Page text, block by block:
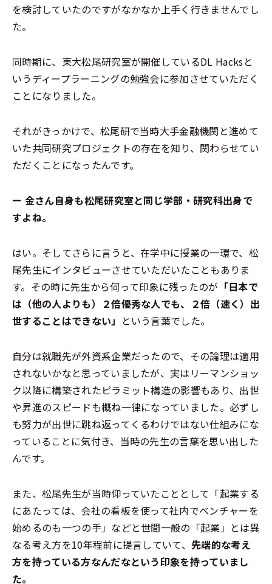
を検討していたのですがなかなか上手く行きませんでし
た。
同時期に、東大松尾研究室が開催しているDL Hacksと
いうディープラーニングの勉強会に参加させていただく
ことになりました。
それがきっかけで、松尾研で当時大手金融機関と進めて
いた共同研究プロジェクトの存在を知り、関わらせてい
ただくことになったんです。
ー 金さん自身も松尾研究室と同じ学部・研究科出身で
すよね。
はい。そしてさらに言うと、在学中に授業の一環で、松
尾先生にインタビューさせていただいたこともありま
す。その時に先生から伺って印象に残ったのが 「日本で
は（他の人よりも）２倍優秀な人でも、２倍（速く）出
世することはできない」 という言葉でした。
自分は就職先が外資系企業だったので、その論理は適用
されないかなと思っていましたが、実はリーマンショッ
ク以降に構築されたピラミット構造の影響もあり、出世
や昇進のスピードも概ね一律になっていました。必ずし
も努力が出世に跳ね返ってくるわけではない仕組みにな
っていることに気付き、当時の先生の言葉を思い出した
んです。
また、松尾先生が当時仰っていたこととして「起業する
にあたっては、会社の看板を使って社内でベンチャーを
始めるのも一つの手」などと世間一般の「起業」とは異
なる考え方を10年程前に提言していて、先端的な考え
方を持っている方なんだなという印象を持っていまし
た。